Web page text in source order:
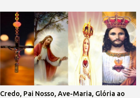
Credo, Pai Nosso, Ave-Maria, Glória ao